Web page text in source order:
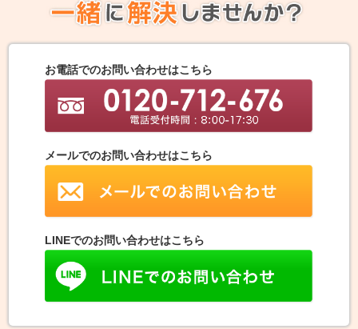
お電話でのお問い合わせはこちら
メールでのお問い合わせはこちら
LINEでのお問い合わせはこちら